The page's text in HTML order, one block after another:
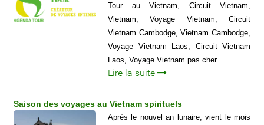
Tour au Vietnam, Circuit Vietnam,
Vietnam, Voyage Vietnam, Circuit
Vietnam Cambodge, Vietnam Cambodge,
Voyage Vietnam Laos, Circuit Vietnam
Laos, Voyage Vietnam pas cher
Lire la suite
Saison des voyages au Vietnam spirituels
Après le nouvel an lunaire, vient le mois